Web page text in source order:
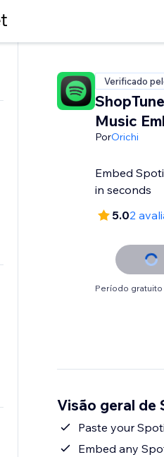
Verificado
Music
PorOrichi
Embed
in seconds
5.02
Período gratuito
Visão geral de
Paste your
Embed any